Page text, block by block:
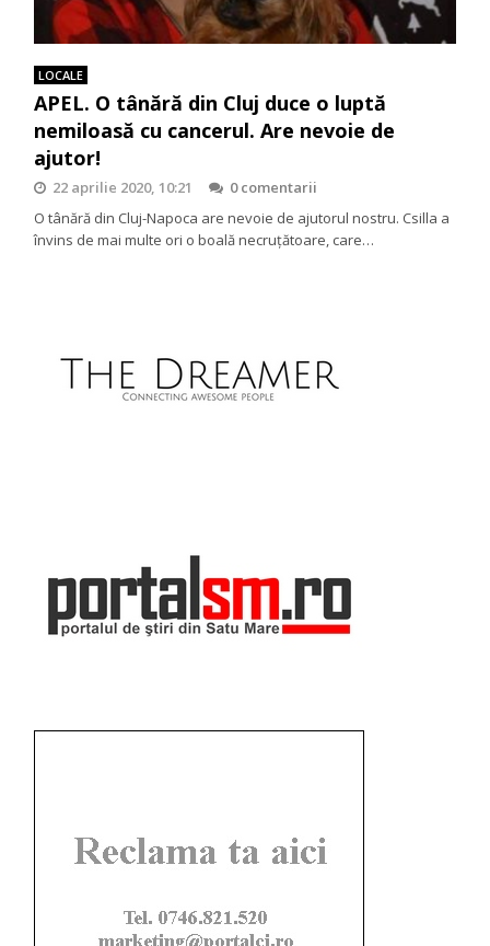
LOCALE
APEL. O tânără din Cluj duce o luptă
nemiloasă cu cancerul. Are nevoie de
ajutor!
22 aprilie 2020, 10:21
0 comentarii
O tânără din Cluj-Napoca are nevoie de ajutorul nostru. Csilla a
învins de mai multe ori o boală necruțătoare, care…